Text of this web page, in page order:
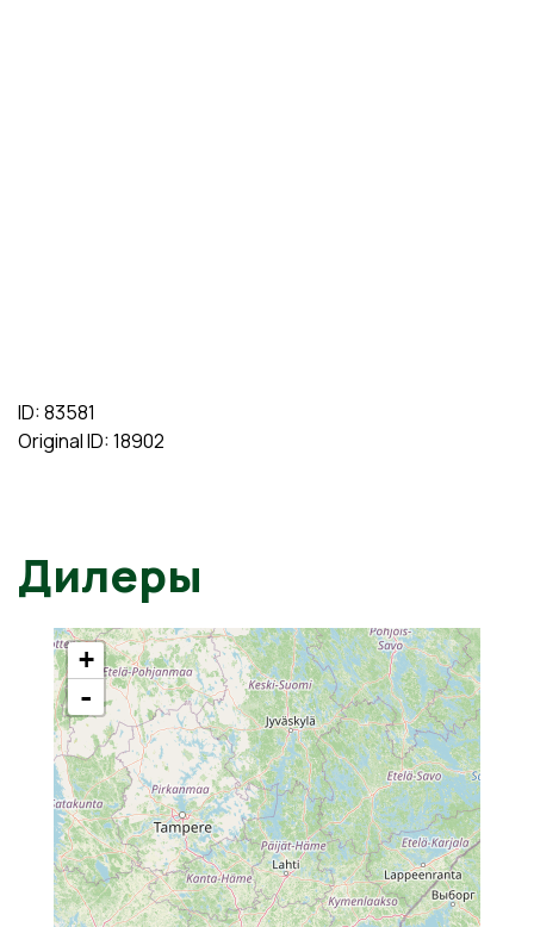
ID: 83581
Original ID: 18902
Дилеры
+
-